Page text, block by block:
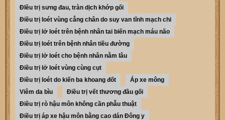
ĐIều trị sưng đau, tràn dịch khớp gối
Điều trị loét vùng cẳng chân do suy van tĩnh mạch chi
Điều trị lở loét trên bệnh nhân tai biến mạch máu não
Điều trị loét trên bệnh nhân tiều đường
Điều trị lở loét cho bệnh nhân nằm lâu
Điều trị lở loét vùng cùng cụt
Điều trị loét do kiến ba khoang đốt
Áp xe mông
Viêm da bìu
Điều trị vết thương đầu gối
Điều trị rò hậu môn không cần phẫu thuật
Điều trị áp xe hậu môn bằng cao dán Đông y